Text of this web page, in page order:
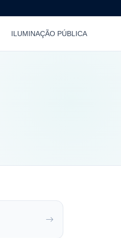
ILUMINAÇÃO PÚBLICA